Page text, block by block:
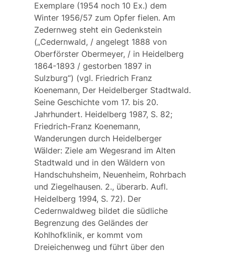
Exemplare (1954 noch 10 Ex.) dem
Winter 1956/57 zum Opfer fielen. Am
Zedernweg steht ein Gedenkstein
(„Cedernwald, / angelegt 1888 von
Oberförster Obermeyer, / in Heidelberg
1864-1893 / gestorben 1897 in
Sulzburg“) (vgl. Friedrich Franz
Koenemann, Der Heidelberger Stadtwald.
Seine Geschichte vom 17. bis 20.
Jahrhundert. Heidelberg 1987, S. 82;
Friedrich-Franz Koenemann,
Wanderungen durch Heidelberger
Wälder: Ziele am Wegesrand im Alten
Stadtwald und in den Wäldern von
Handschuhsheim, Neuenheim, Rohrbach
und Ziegelhausen. 2., überarb. Aufl.
Heidelberg 1994, S. 72). Der
Cedernwaldweg bildet die südliche
Begrenzung des Geländes der
Kohlhofklinik, er kommt vom
Dreieichenweg und führt über den